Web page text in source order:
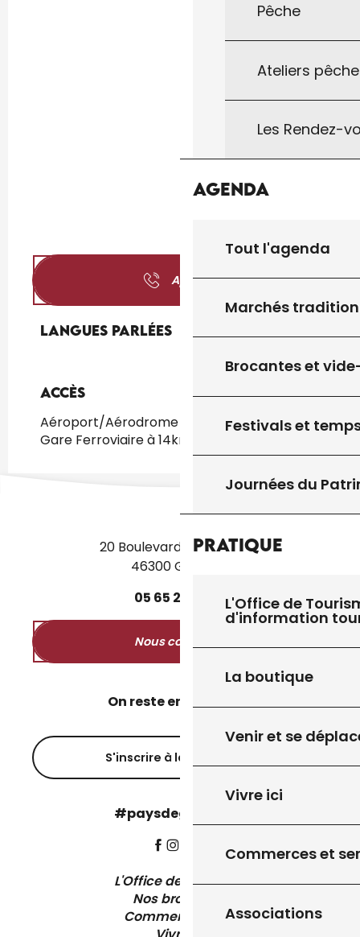
Pêche
Ateliers
Les Rendez-
Agenda
Tout l'agenda
Marchés
Brocantes et
Festivals et
Journées du
Pratique
L'Office de
d'information
La boutique
Venir et se
Vivre ici
Commerces et
Associations
Appeler
Langues parlées
Langues parlées
Accès
Accès
Aéroport/Aérodrome à 190km
Gare Ferroviaire à 14km
20 Boulevard des Martyrs
46300 Gourdon
05 65 27 50
Nous contacter
On reste en contact ?
S'inscrire à la newsletter
#paysdegourdon !
L'Office de Tourisme
Nos brochures
Comment venir ?